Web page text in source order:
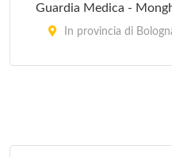
Guardia Medica -
In provincia di